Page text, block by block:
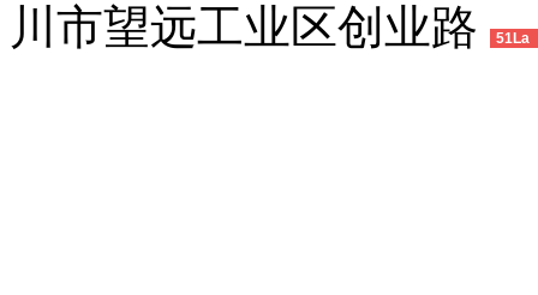
川市望远工业区创业路
51La